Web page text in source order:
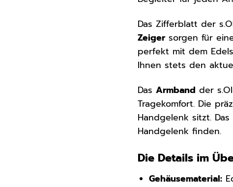
Das Zifferblatt der
Zeigersorgen für
perfekt mit dem
Ihnen stets den
DasArmband der
Tragekomfort. Die
Handgelenk sitzt.
Handgelenk finden.
Die Details im
Gehäusematerial: